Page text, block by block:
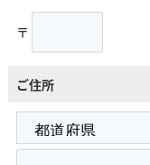
〒
ご住所